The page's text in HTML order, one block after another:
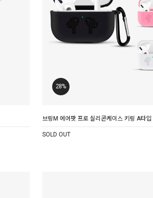
28%
브링M 에어팟 프로 실리콘케이스 키링 A타
SOLD OUT